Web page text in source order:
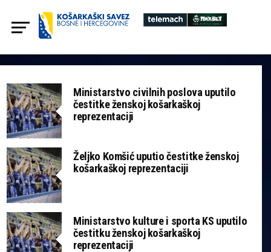
Ministarstvo civilnih poslova uputilo
čestitke ženskoj košarkaškoj
reprezentaciji
Željko Komšić uputio čestitke ženskoj
košarkaškoj reprezentaciji
Ministarstvo kulture i sporta KS uputilo
čestitku ženskoj košarkaškoj
reprezentaciji